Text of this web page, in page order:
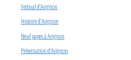
Festival d’Avignon
Histoire d’Avignon
Neuf papes à Avignon
Présentation d’Avignon